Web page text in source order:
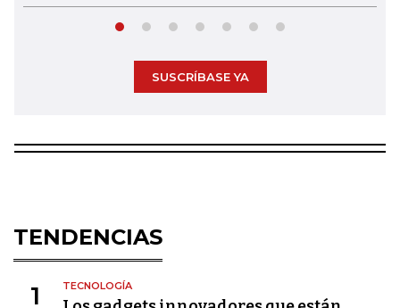
SUSCRÍBASE YA
TENDENCIAS
1 TECNOLOGÍA